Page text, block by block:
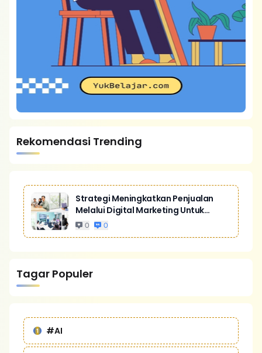
Rekomendasi Trending
Strategi Meningkatkan Penjualan
Melalui Digital Marketing Untuk
Bisnis Yang Lebih Kompetitif
0 0
Tagar Populer
#AI